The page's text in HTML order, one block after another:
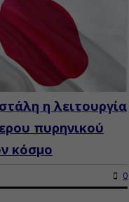
η λειτουργία
πυρηνικού
κόσμο
0